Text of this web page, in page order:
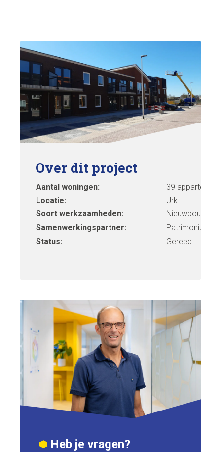
Over dit project
Aantal woningen:
39
Locatie:
Urk
Soort werkzaamheden:
Nieuwbouw
Samenwerkingspartner:
Patrimonium
Status:
Gereed
Heb je vragen?